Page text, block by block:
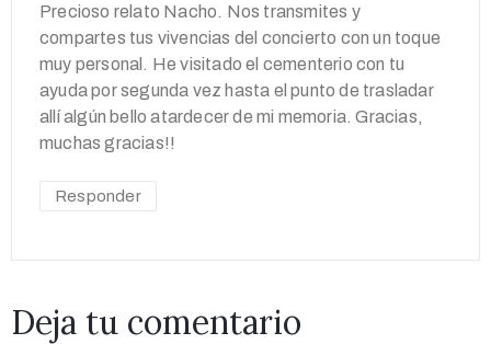
Precioso relato Nacho. Nos transmites y
compartes tus vivencias del concierto con un toque
muy personal. He visitado el cementerio con tu
ayuda por segunda vez hasta el punto de trasladar
allí algún bello atardecer de mi memoria. Gracias,
muchas gracias!!
Responder
Deja tu comentario